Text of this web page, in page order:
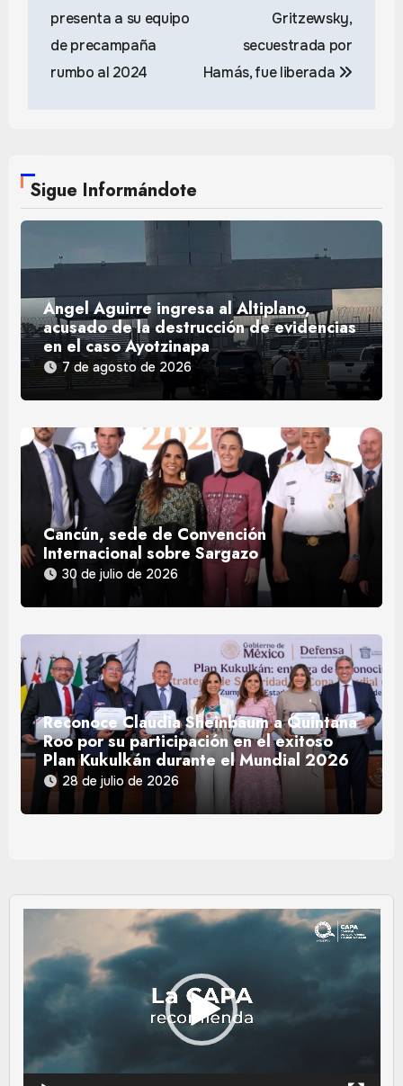
de
entradas
presenta a su equipo
de precampaña
rumbo al 2024
Gritzewsky,
secuestrada por
Hamás, fue liberada
Sigue Informándote
Ángel Aguirre ingresa al Altiplano,
acusado de la destrucción de evidencias
en el caso Ayotzinapa
7 de agosto de 2026
Cancún, sede de Convención
Internacional sobre Sargazo
30 de julio de 2026
Reconoce Claudia Sheinbaum a Quintana
Roo por su participación en el exitoso
Plan Kukulkán durante el Mundial 2026
28 de julio de 2026
Reproductor
vídeo